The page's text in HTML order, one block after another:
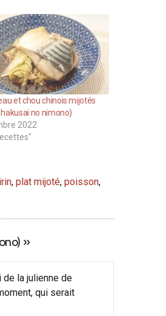
et chou chinois mijotés
no nimono)
2022
, plat mijoté, poisson,
»
de la julienne de
qui serait